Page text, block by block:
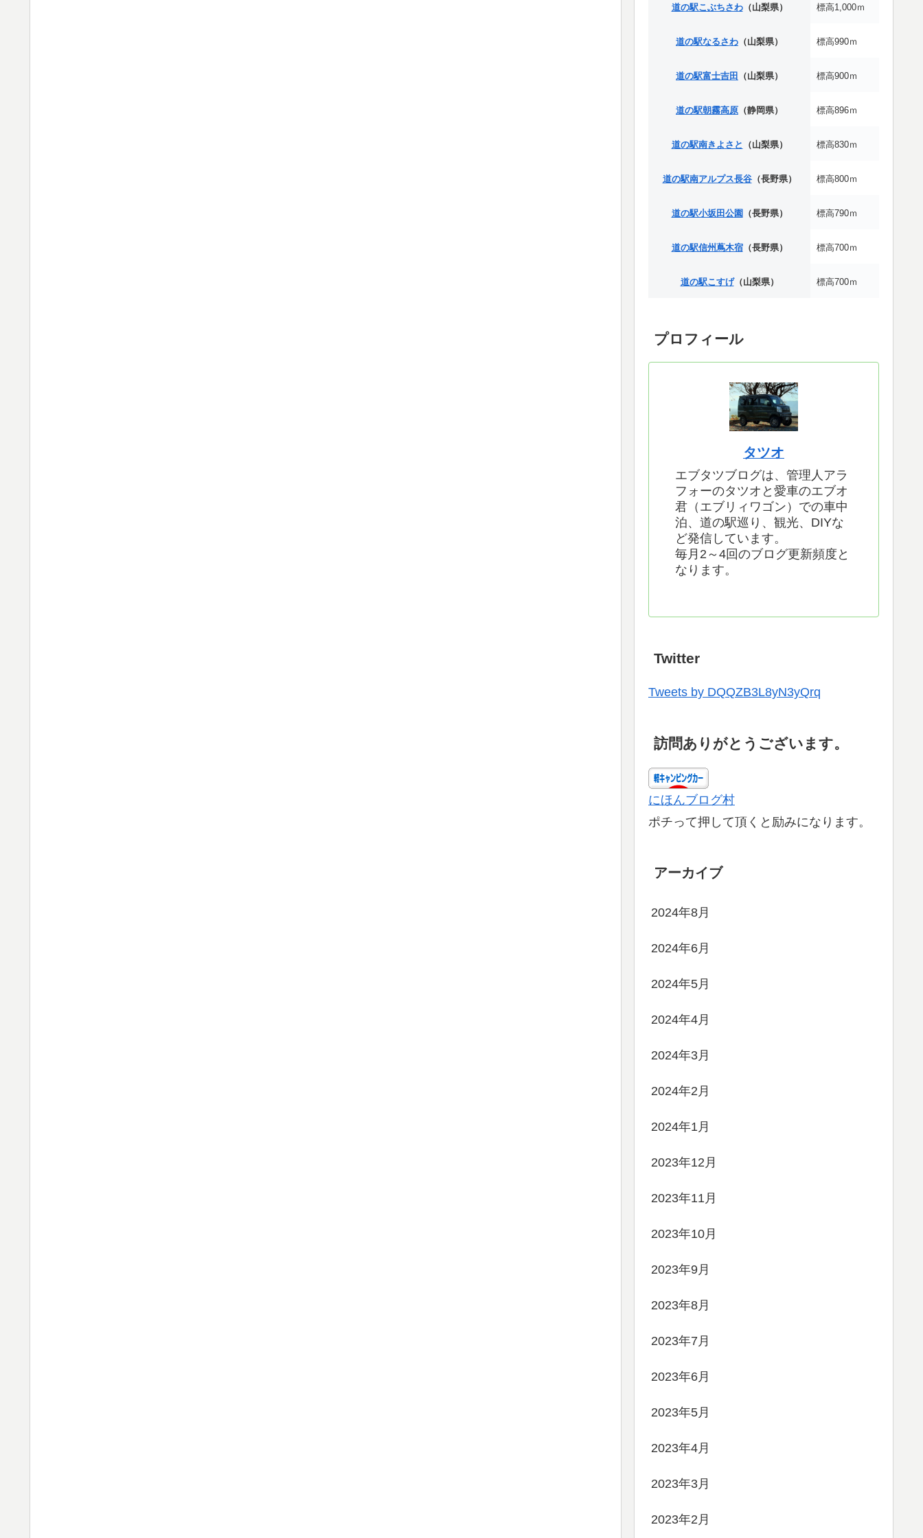
道の駅こぶちさわ（山梨県） 標高1,000ｍ
道の駅なるさわ （山梨県） 標高990ｍ
道の駅富士吉田 （山梨県） 標高900ｍ
道の駅朝霧高原 （静岡県） 標高896ｍ
道の駅南きよさと （山梨県） 標高830ｍ
道の駅南アルプス長谷（長野県） 標高800ｍ
道の駅小坂田公園 （長野県） 標高790ｍ
道の駅信州蔦木宿（長野県） 標高700ｍ
道の駅こすげ（山梨県） 標高700ｍ
プロフィール
タツオ
エブタツブログは、管理人アラ
フォーのタツオと愛車のエブオ
君（エブリィワゴン）での車中
泊、道の駅巡り、観光、DIYな
ど発信しています。
毎月2～4回のブログ更新頻度と
なります。
Twitter
Tweets by DQQZB3L8yN3yQrq
訪問ありがとうございます。
にほんブログ村
ポチって押して頂くと励みになります。
アーカイブ
2024年8月
2024年6月
2024年5月
2024年4月
2024年3月
2024年2月
2024年1月
2023年12月
2023年11月
2023年10月
2023年9月
2023年8月
2023年7月
2023年6月
2023年5月
2023年4月
2023年3月
2023年2月